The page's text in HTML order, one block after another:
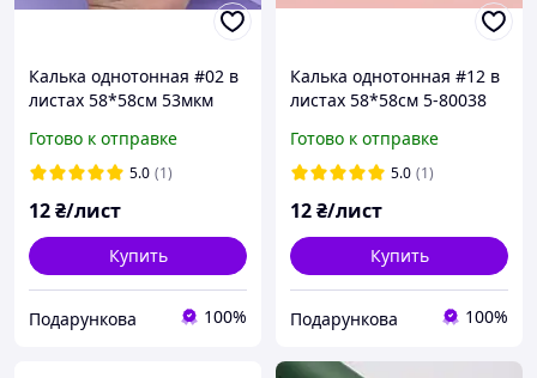
Калька однотонная #02 в
листах 58*58cм 53мкм
Готово к отправке
5.0 (1)
12₴/лист
Купить
Подарункова 100%
Калька однотонная #12 в
листах 58*58cм 5-80038
Готово к отправке
5.0 (1)
12₴/лист
Купить
Подарункова 100%